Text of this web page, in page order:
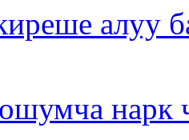
алуу
нарк